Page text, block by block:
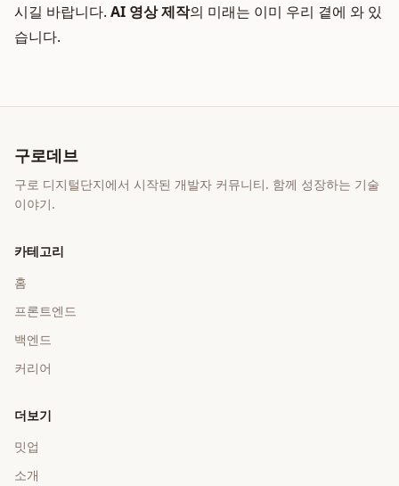
시길 바랍니다. AI 영상 제작의 미래는 이미 우리 곁에 와 있
습니다.
구로데브
구로 디지털단지에서 시작된 개발자 커뮤니티. 함께 성장하는 기술
이야기.
카테고리
홈
프론트엔드
백엔드
커리어
더보기
밋업
소개